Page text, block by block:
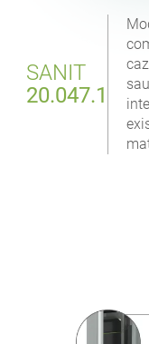
SANIT
20.047.1